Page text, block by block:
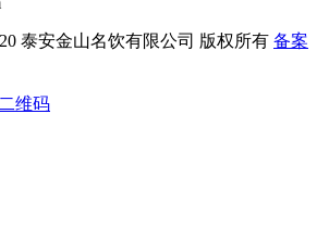
泰安金山名饮有限公司 版权所有 备案
二维码